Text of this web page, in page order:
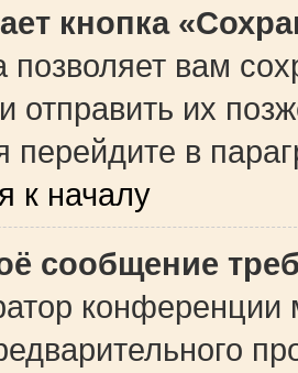
кнопка
позволяет вам
отправить их
перейдите в
к началу
сообщение